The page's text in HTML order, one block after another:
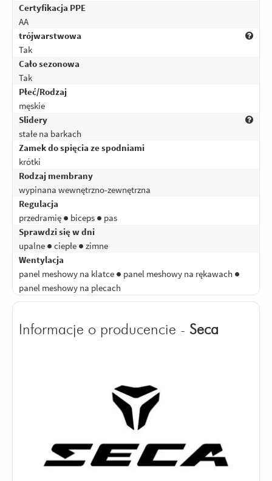
Certyfikacja PPE
AA
trójwarstwowa
Tak
Cało sezonowa
Tak
Płeć/Rodzaj
męskie
Slidery
stałe na barkach
Zamek do spięcia ze spodniami
krótki
Rodzaj membrany
wypinana wewnętrzno-zewnętrzna
Regulacja
przedramię ● biceps ● pas
Sprawdzi się w dni
upalne ● ciepłe ● zimne
Wentylacja
panel meshowy na klatce ● panel meshowy na rękawach ●
panel meshowy na plecach
Informacje o producencie - Seca